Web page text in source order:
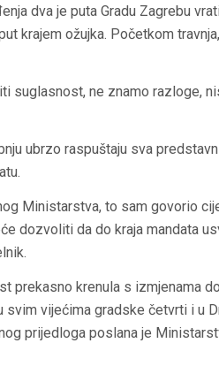
dva je puta Gradu Zagrebu
krajem ožujka. Početkom
suglasnost, ne znamo razloge,
ubrzo raspuštaju sva
Ministarstva, to sam govorio
dozvoliti da do kraja mandata
prekasno krenula s izmjenama
vijećima gradske četvrti i u
prijedloga poslana je